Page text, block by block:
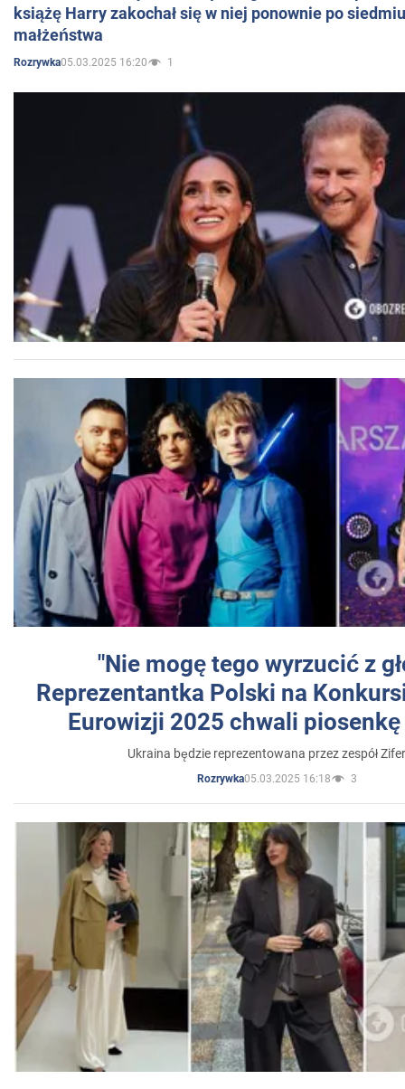
książę Harry zakochał się w niej ponownie po
małżeństwa
Rozrywka05.03.2025 16:20 1
"Nie mogę tego wyrzucić z
Reprezentantka Polski na
Eurowizji 2025 chwali
Ukraina będzie reprezentowana przez zespół
Rozrywka05.03.2025 16:18 3